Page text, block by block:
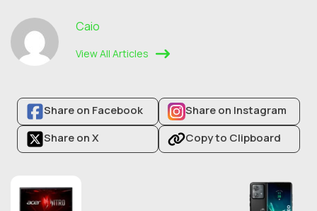
Caio
View All Articles
Share on Facebook
Share on Instagram
Share on X
Copy to Clipboard